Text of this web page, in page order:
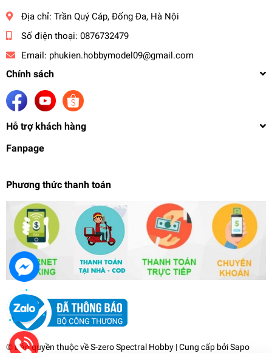
Địa chỉ: Trần Quý Cáp, Đống Đa, Hà Nội
Số điện thoại: 0876732479
Email: phukien.hobbymodel09@gmail.com
Chính sách
Hỗ trợ khách hàng
Fanpage
Phương thức thanh toán
© Bản quyền thuộc vềS-zero Spectral Hobby | Cung cấp bởiSapo
Bộ tay tĩnh Hand cho MG 1/100 HG RG 1/144
65.000₫
undefined